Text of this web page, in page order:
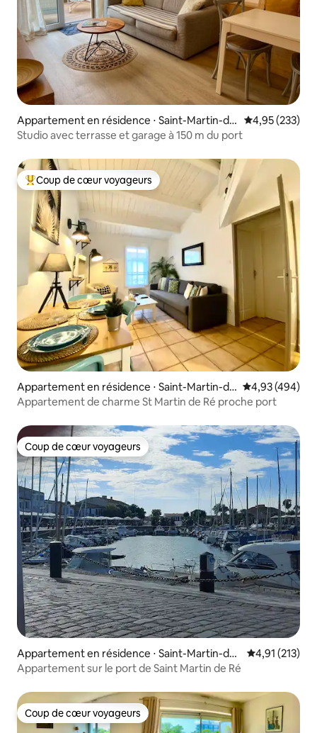
Appartement en résidence ⋅ Saint-Martin-de
-Ré
Évaluation
4,95 (233)
Studio avec terrasse et garage à 150 m du port
Coups de cœur voyageurs les plus appréciés
Coup de cœur voyageurs
Appartement en résidence ⋅ Saint-Martin-de
-Ré
Évaluation
4,93 (494)
Appartement de charme St Martin de Ré proche port
Coup de cœur voyageurs
Coup de cœur voyageurs
Appartement en résidence ⋅ Saint-Martin-de-
Ré
Évaluation
4,91 (213)
Appartement sur le port de Saint Martin de Ré
Coup de cœur voyageurs
Coup de cœur voyageurs